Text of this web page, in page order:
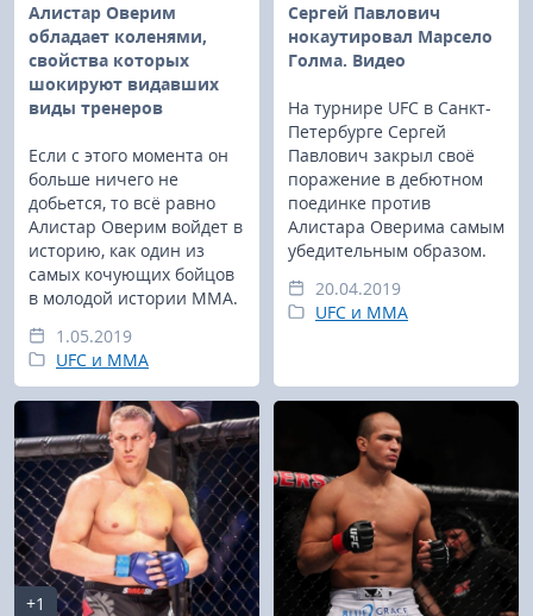
Алистар Оверим
обладает коленями,
свойства которых
шокируют видавших
виды тренеров
Если с этого момента он
больше ничего не
добьется, то всё равно
Алистар Оверим войдет в
историю, как один из
самых кочующих бойцов
в молодой истории ММА.
1.05.2019
UFC и MMA
Сергей Павлович
нокаутировал Марсело
Голма. Видео
На турнире UFC в Санкт-
Петербурге Сергей
Павлович закрыл своё
поражение в дебютном
поединке против
Алистара Оверима самым
убедительным образом.
20.04.2019
UFC и MMA
+1